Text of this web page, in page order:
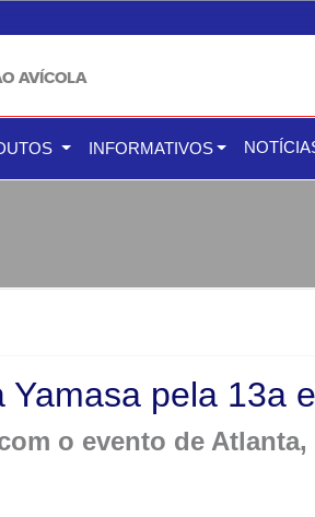
AVÍCOLA
INFORMATIVOS
pela 13a
o evento de